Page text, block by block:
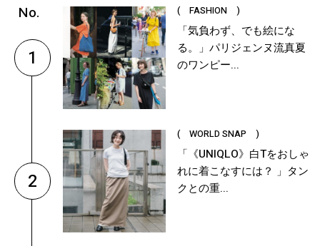
1
( FASHION )
「気負わず、でも絵にな
る。」パリジェンヌ流真夏
のワンピー...
2
( WORLD SNAP )
「《UNIQLO》白Tをおしゃ
れに着こなすには？ 」タン
クとの重...